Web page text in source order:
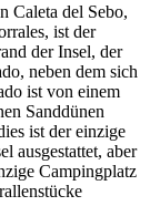
Caleta del Sebo,
, ist der
der Insel, der
, neben dem sich
ist von einem
Sanddünen
ist der einzige
ausgestattet, aber
Campingplatz